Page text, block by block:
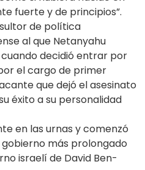
fuerte y de principios”.
de política
al que Netanyahu
decidió entrar por
el cargo de primer
que dejó el asesinato
éxito a su personalidad
en las urnas y comenzó
más prolongado
israelí de David Ben-